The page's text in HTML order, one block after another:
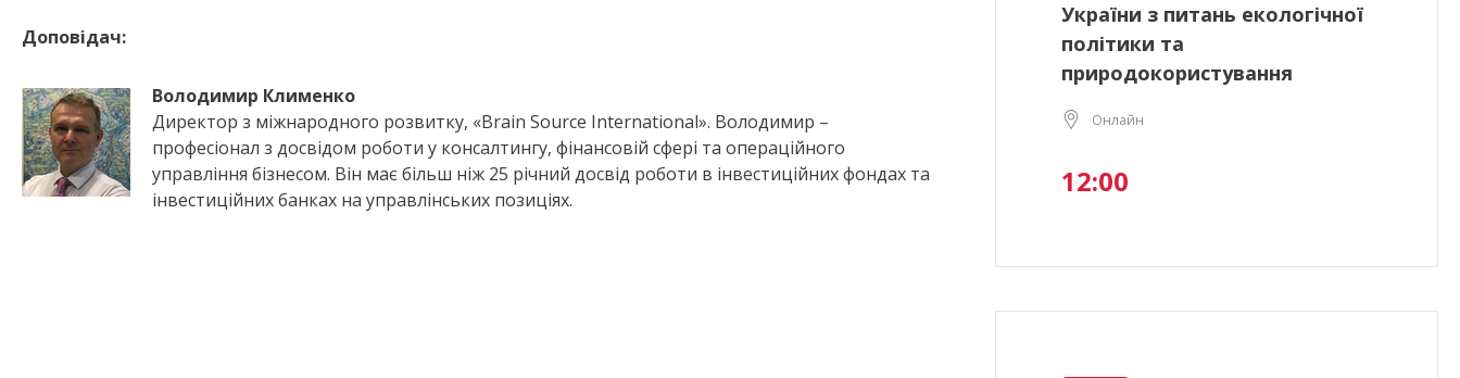
Доповідач:
Володимир Клименко
Директор з міжнародного розвитку, «Brain Source International». Володимир –
професіонал з досвідом роботи у консалтингу, фінансовій сфері та операційного
управління бізнесом. Він має більш ніж 25 річний досвід роботи в інвестиційних фондах та
інвестиційних банках на управлінських позиціях.
України з питань екологічної
політики та
природокористування
Онлайн
12:00